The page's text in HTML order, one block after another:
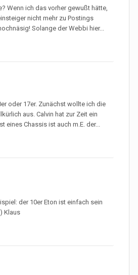
Wenn ich das vorher gewußt hätte,
nicht mehr zu Postings
Solange der Webbi hier...
oder 17er. Zunächst wollte ich die
aus. Calvin hat zur Zeit ein
eines Chassis ist auch m.E. der...
der 10er Eton ist einfach sein
Klaus